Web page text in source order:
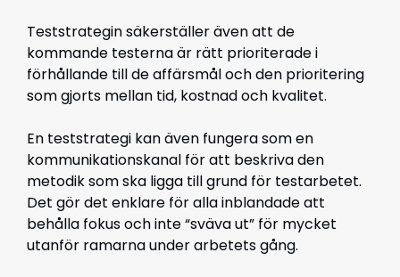
Teststrategin säkerställer även att de
kommande testerna är rätt prioriterade i
förhållande till de affärsmål och den prioritering
som gjorts mellan tid, kostnad och kvalitet.
En teststrategi kan även fungera som en
kommunikationskanal för att beskriva den
metodik som ska ligga till grund för testarbetet.
Det gör det enklare för alla inblandade att
behålla fokus och inte “sväva ut” för mycket
utanför ramarna under arbetets gång.